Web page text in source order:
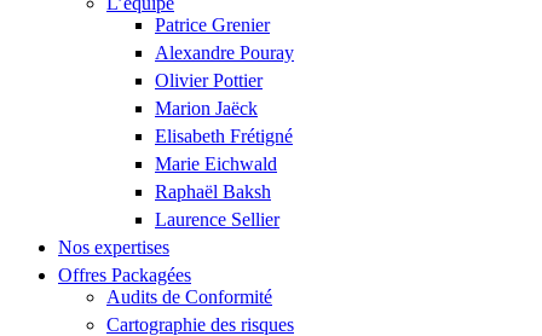
Patrice Grenier
Alexandre Pouray
Olivier Pottier
Marion Jaëck
Elisabeth Frétigné
Marie Eichwald
Raphaël Baksh
Laurence Sellier
Nos expertises
Offres Packagées
Audits de Conformité
Cartographie des risques